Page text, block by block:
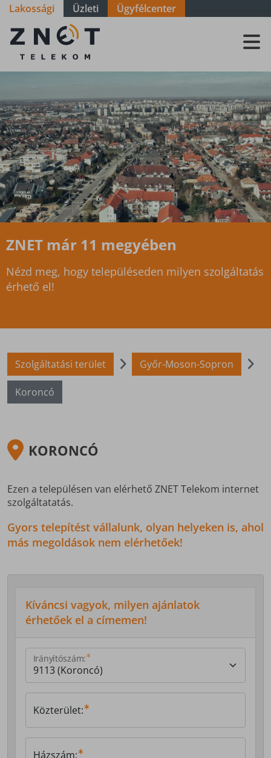
Lakossági Üzleti Ügyfélcenter
Szolgáltatási
terület -
Győr-Moson-
Koroncó
ZNET már 11 megyében
Nézd meg, hogy településeden milyen szolgáltatás
érhető el!
Szolgáltatási terület Győr-Moson-Sopron
Koroncó
KORONCÓ
Ezen a településen van elérhető ZNET Telekom internet
szolgáltatatás.
Gyors telepítést vállalunk, olyan helyeken is, ahol
más megoldások nem elérhetőek!
Kíváncsi vagyok, milyen ajánlatok
érhetőek el a címemen!
Irányítószám:
Közterület:
Házszám: